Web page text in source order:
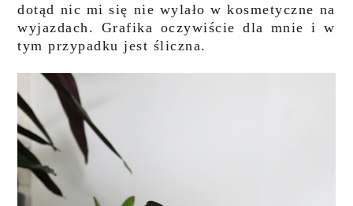
dotąd nic mi się nie wylało w kosmetyczne na
wyjazdach. Grafika oczywiście dla mnie i w
tym przypadku jest śliczna.